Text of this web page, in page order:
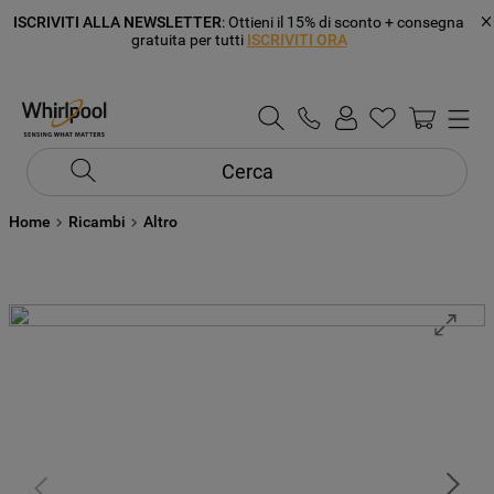
ISCRIVITI ALLA NEWSLETTER: Ottieni il 15% di sconto + consegna
gratuita per tutti ISCRIVITI ORA
Cerca
Home Ricambi Altro